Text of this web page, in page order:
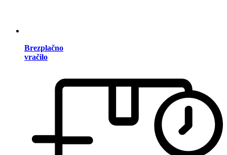
Brezplačno
vračilo